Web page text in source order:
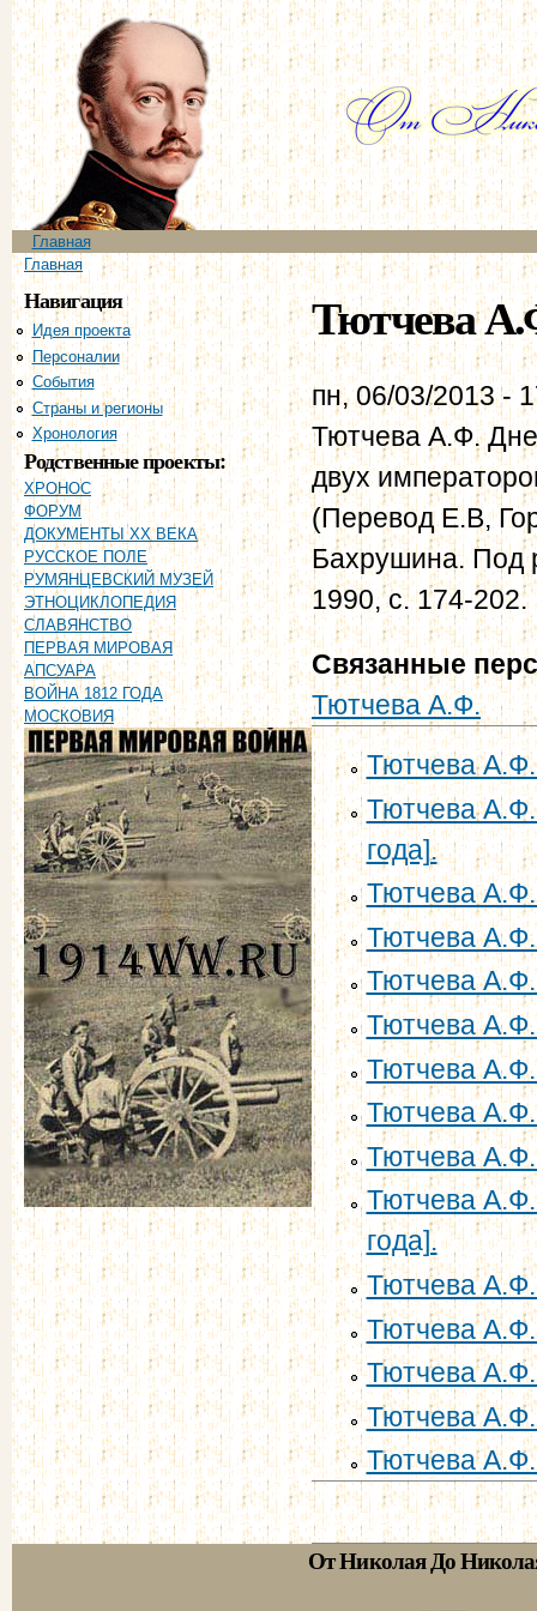
Главное меню
Главная
Вы здесь
Главная
Навигация
Идея проекта
Персоналии
События
Страны и регионы
Хронология
Родственные проекты:
ХРОНОС
ФОРУМ
ДОКУМЕНТЫ XX ВЕКА
РУССКОЕ ПОЛЕ
РУМЯНЦЕВСКИЙ МУЗЕЙ
ЭТНОЦИКЛОПЕДИЯ
СЛАВЯНСТВО
ПЕРВАЯ МИРОВАЯ
АПСУАРА
ВОЙНА 1812 ГОДА
МОСКОВИЯ
Тютчева
пн, 06/03/2013 -
Тютчева А.Ф.
двух
(Перевод Е.В,
Бахрушина. Под
1990, с. 174-202.
Связанные
Тютчева А.Ф.
Тютчева
Тютчева
года].
Тютчева
Тютчева
Тютчева
Тютчева
Тютчева
Тютчева
Тютчева
Тютчева
года].
Тютчева
Тютчева А.Ф.
Тютчева
Тютчева
Тютчева
От Николая До